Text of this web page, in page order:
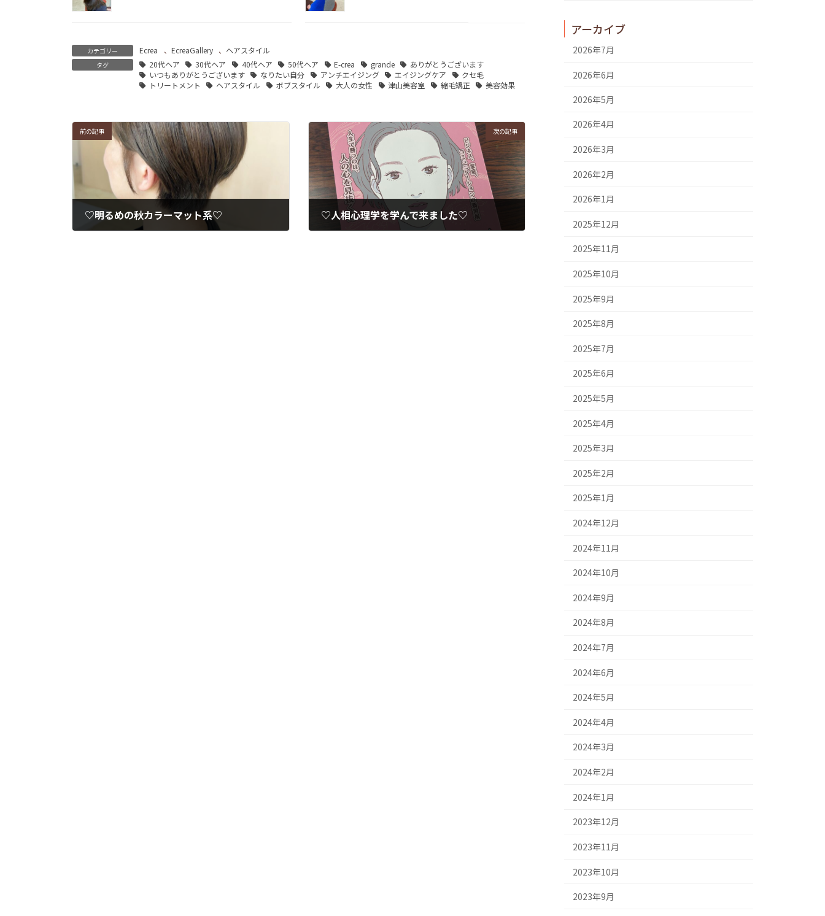
カテゴリー Ecrea 、 EcreaGallery 、 ヘアスタイル
タグ 20代ヘア 30代ヘア 40代ヘア 50代ヘア E-crea grande
ありがとうございます
いつもありがとうございます
なりたい自分 アンチエイジング エイジングケア
クセ毛
トリートメント
ヘアスタイル ボブスタイル 大人の女性 津山美容室 縮毛矯正 美容効果
前の記事
♡明るめの秋カラーマット系♡
次の記事
♡人相心理学を学んで来ました♡
アーカイブ
2026年7月
2026年6月
2026年5月
2026年4月
2026年3月
2026年2月
2026年1月
2025年12月
2025年11月
2025年10月
2025年9月
2025年8月
2025年7月
2025年6月
2025年5月
2025年4月
2025年3月
2025年2月
2025年1月
2024年12月
2024年11月
2024年10月
2024年9月
2024年8月
2024年7月
2024年6月
2024年5月
2024年4月
2024年3月
2024年2月
2024年1月
2023年12月
2023年11月
2023年10月
2023年9月